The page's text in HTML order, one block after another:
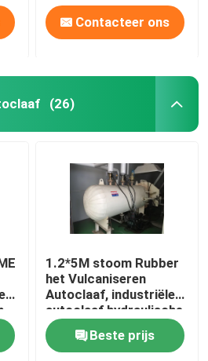
Contacteer ons
(26)
kabel
1.2*5M stoom Rubber
het Vulcaniseren
Autoclaaf, industriële
autoclaaf hydraulische
druk
Beste prijs